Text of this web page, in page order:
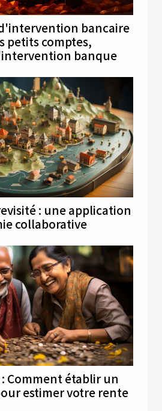
bancaire
petits comptes,
banque
: une application
collaborative
Comment établir un
estimer votre rente